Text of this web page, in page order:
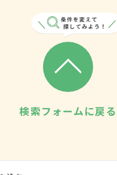
検索フォームに戻る